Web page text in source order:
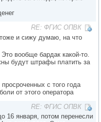
RE: ФГИС ОПВК
и сижу думаю, на что
вообще бардак какой-то.
будут штрафы платить за
с того года
от этого оператора
RE: ФГИС ОПВК
16 января, потом перенесли